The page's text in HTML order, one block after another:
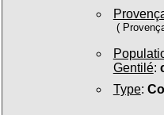
(
Gentilé:
Type: